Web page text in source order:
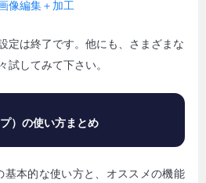
像編集＋加工
定は終了です。他にも、さまざまな
試してみて下さい。
プ）の使い方まとめ
基本的な使い方と、オススメの機能